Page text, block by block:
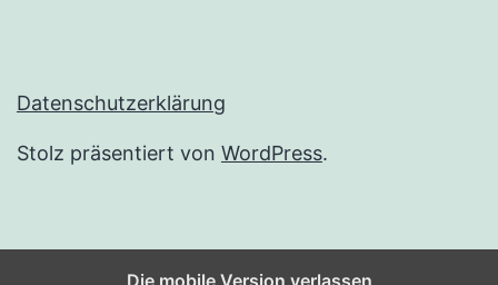
Datenschutzerklärung
Stolz präsentiert von WordPress.
Die mobile Version verlassen